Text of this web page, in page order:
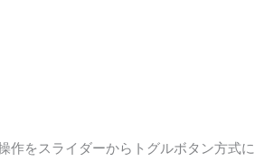
作をスライダーからトグルボタン方式に